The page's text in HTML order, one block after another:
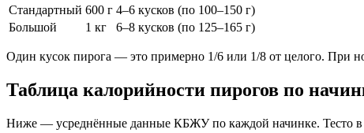
Стандартный 600 г 4–6 кусков (по 100–150 г)
Большой
1 кг 6–8 кусков (по 125–165 г)
Один кусок пирога — это примерно 1/6 или 1/8 от целого. При
Таблица калорийности пирогов по
Ниже — усреднённые данные КБЖУ по каждой начинке. Тесто в